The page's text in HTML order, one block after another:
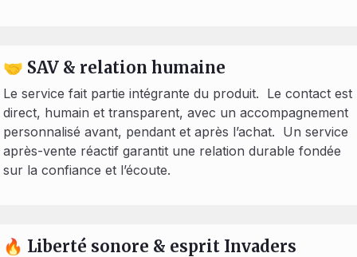
🤝 SAV & relation humaine
Le service fait partie intégrante du produit. Le contact est
direct, humain et transparent, avec un accompagnement
personnalisé avant, pendant et après l’achat. Un service
après-vente réactif garantit une relation durable fondée
sur la confiance et l’écoute.
🔥 Liberté sonore & esprit Invaders